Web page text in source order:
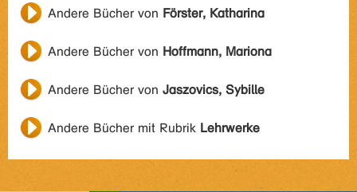
Andere Bücher von Förster, Katharina
Andere Bücher von Hoffmann, Mariona
Andere Bücher von Jaszovics, Sybille
Andere Bücher mit Rubrik Lehrwerke